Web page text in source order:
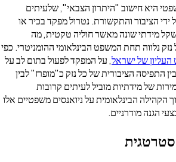
חישוב "היתרון הצבאי", שלעיתים
והתקשורת. נטרול מפקד בכיר או
שונה מאשר חוליה טקטית, מה
תחת המשפט הבינלאומי ההומניטרי. כפי
של ישראל, על המפקד לפעול בתום לב על
הציבורית של כל נזק כ"מופרז" לבין
מוביל לעיתים קרובות
הבינלאומית על ניואנסים משפטיים אלו
מודרניים.